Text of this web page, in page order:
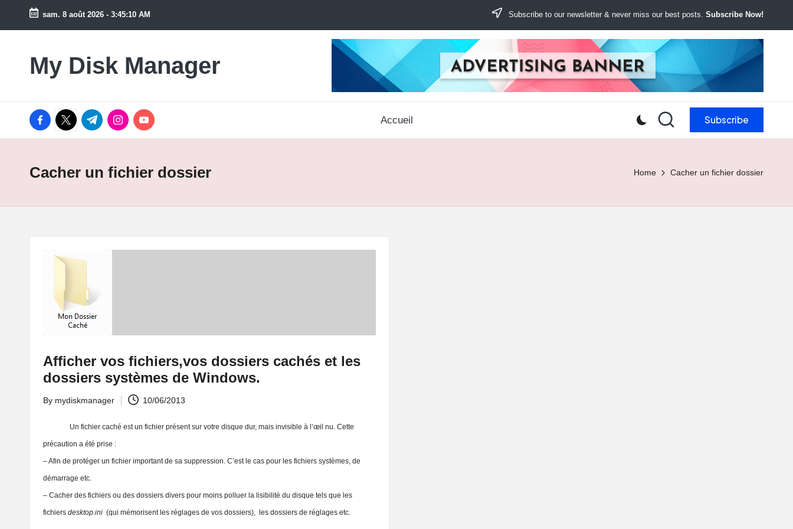
Skip
sam. 8 août 2026 - 3:45:10 AM Subscribe to our newsletter & never miss our best posts. Subscribe Now!
My Disk Manager
Prenez
vos
disques
!
facebook.com
twitter.com
t.me instagram.com
youtube.com Accueil Subscribe
Cacher un fichier dossier Home Cacher un fichier dossier
Afficher vos fichiers,vos dossiers cachés et les
dossiers systèmes de Windows.
Posted
By mydiskmanager 10/06/2013
Un fichier caché est un fichier présent sur votre disque dur, mais invisible à l’œil nu. Cette
précaution a été prise :
– Afin de protéger un fichier important de sa suppression. C’est le cas pour les fichiers systèmes, de
démarrage etc.
– Cacher des fichiers ou des dossiers divers pour moins polluer la lisibilité du disque tels que les
fichiers desktop.ini (qui mémorisent les réglages de vos dossiers), les dossiers de réglages etc.